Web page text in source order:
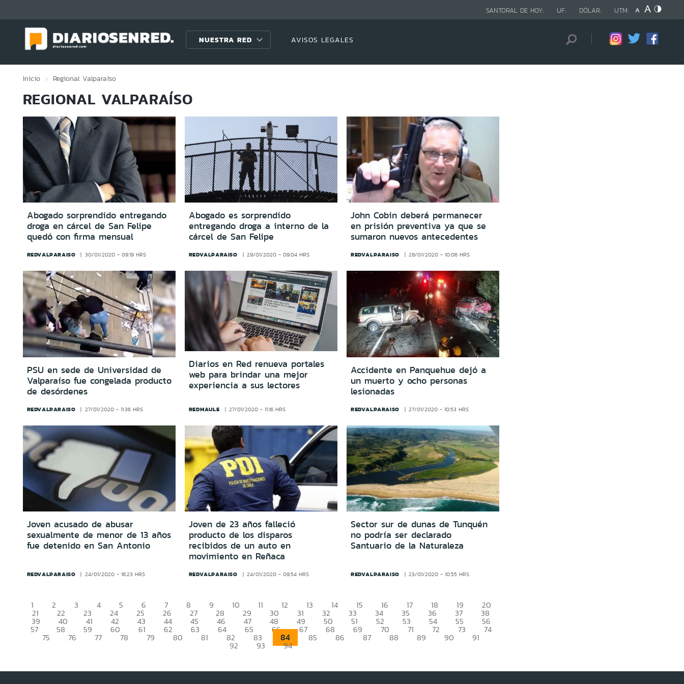
SANTORAL DE HOY: UF: DÓLAR: UTM:
NUESTRA RED AVISOS LEGALES
Inicio Regional Valparaíso
REGIONAL VALPARAÍSO
Abogado sorprendido entregando
droga en cárcel de San Felipe
quedó con firma mensual
REDVALPARAISO 30/01/2020 - 09:19 HRS
Abogado es sorprendido
entregando droga a interno de la
cárcel de San Felipe
REDVALPARAISO 29/01/2020 - 09:04 HRS
John Cobin deberá permanecer
en prisión preventiva ya que se
sumaron nuevos antecedentes
REDVALPARAISO 28/01/2020 - 10:06 HRS
PSU en sede de Universidad de
Valparaíso fue congelada producto
de desórdenes
REDVALPARAISO 27/01/2020 - 11:36 HRS
Diarios en Red renueva portales
web para brindar una mejor
experiencia a sus lectores
REDMAULE 27/01/2020 - 11:16 HRS
Accidente en Panquehue dejó a
un muerto y ocho personas
lesionadas
REDVALPARAISO 27/01/2020 - 10:53 HRS
Joven acusado de abusar
sexualmente de menor de 13 años
fue detenido en San Antonio
REDVALPARAISO 24/01/2020 - 16:23 HRS
Joven de 23 años falleció
producto de los disparos
recibidos de un auto en
movimiento en Reñaca
REDVALPARAISO 24/01/2020 - 09:54 HRS
Sector sur de dunas de Tunquén
no podría ser declarado
Santuario de la Naturaleza
REDVALPARAISO 23/01/2020 - 10:55 HRS
1 2 3 4 5 6 7 8 9 10 11 12 13 14 15 16 17 18 19 20
21 22 23 24 25 26 27 28 29 30 31 32 33 34 35 36 37 38
39 40 41 42 43 44 45 46 47 48 49 50 51 52 53 54 55 56
57 58 59 60 61 62 63 64 65 66 67 68 69 70 71 72 73 74
75 76 77 78 79 80 81 82 83 84 85 86 87 88 89 90 91
92 93 94